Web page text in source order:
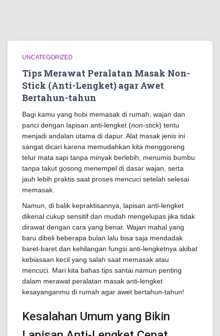
UNCATEGORIZED
Tips Merawat Peralatan Masak Non-
Stick (Anti-Lengket) agar Awet
Bertahun-tahun
Bagi kamu yang hobi memasak di rumah, wajan dan
panci dengan lapisan anti-lengket (non-stick) tentu
menjadi andalan utama di dapur. Alat masak jenis ini
sangat dicari karena memudahkan kita menggoreng
telur mata sapi tanpa minyak berlebih, menumis bumbu
tanpa takut gosong menempel di dasar wajan, serta
jauh lebih praktis saat proses mencuci setelah selesai
memasak.
Namun, di balik kepraktisannya, lapisan anti-lengket
dikenal cukup sensitif dan mudah mengelupas jika tidak
dirawat dengan cara yang benar. Wajan mahal yang
baru dibeli beberapa bulan lalu bisa saja mendadak
baret-baret dan kehilangan fungsi anti-lengketnya akibat
kebiasaan kecil yang salah saat memasak atau
mencuci. Mari kita bahas tips santai namun penting
dalam merawat peralatan masak anti-lengket
kesayanganmu di rumah agar awet bertahun-tahun!
Kesalahan Umum yang Bikin